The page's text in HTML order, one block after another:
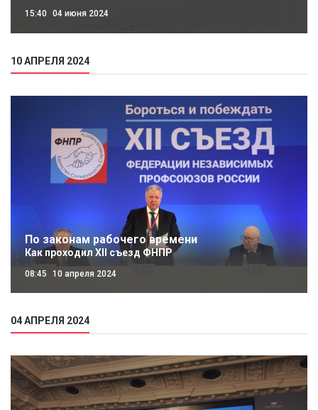
15:40 04 июня 2024
10 АПРЕЛЯ 2024
По законам рабочего времени
Как проходил XII съезд ФНПР
08:45 10 апреля 2024
04 АПРЕЛЯ 2024